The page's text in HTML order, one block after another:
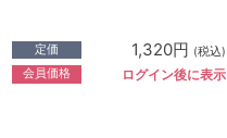
定価 1,320円 (税込)
会員価格 ログイン後に表示